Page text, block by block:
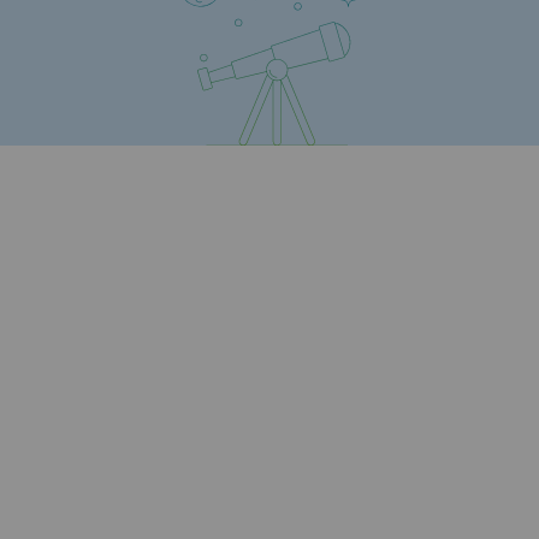
Engagements auprès des territoires
Social